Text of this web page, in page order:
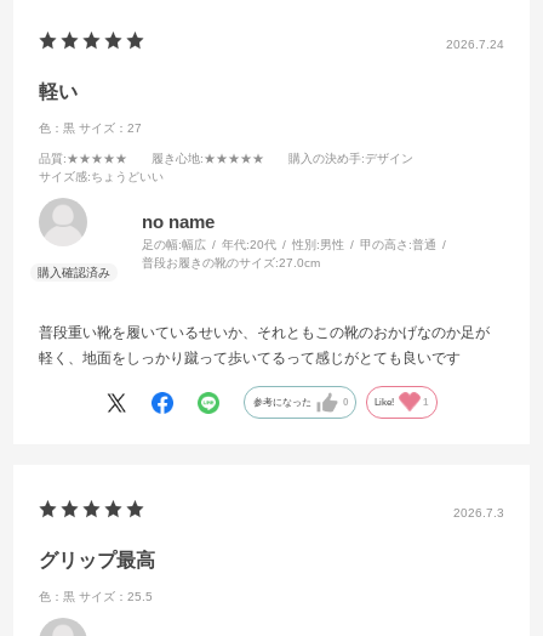
2026.7.24
軽い
色：黒 サイズ：27
品質:★★★★★ 履き心地:★★★★★ 購入の決め手:デザイン
サイズ感:ちょうどいい
no name
足の幅:幅広 年代:20代 性別:男性 甲の高さ:普通
普段お履きの靴のサイズ:27.0cm
普段重い靴を履いているせいか、それともこの靴のおかげなのか足が
軽く、地面をしっかり蹴って歩いてるって感じがとても良いです
参考になった 0 Like! 1
2026.7.3
グリップ最高
色：黒 サイズ：25.5